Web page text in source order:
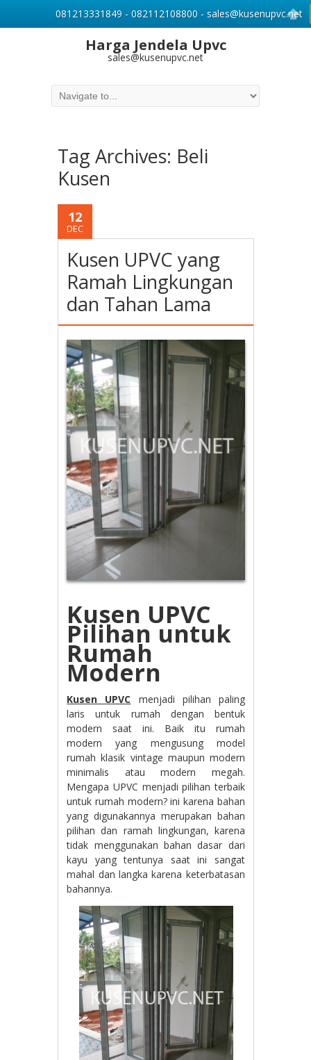
Harga Jendela Upvc
sales@kusenupvc.net
Tag Archives: Beli
Kusen
12
DEC
Kusen UPVC yang
Ramah Lingkungan
dan Tahan Lama
Kusen UPVC
Pilihan untuk
Rumah
Modern
Kusen UPVC menjadi pilihan paling
laris untuk rumah dengan bentuk
modern saat ini. Baik itu rumah
modern yang mengusung model
rumah klasik vintage maupun modern
minimalis atau modern megah.
Mengapa UPVC menjadi pilihan terbaik
untuk rumah modern? ini karena bahan
yang digunakannya merupakan bahan
pilihan dan ramah lingkungan, karena
tidak menggunakan bahan dasar dari
kayu yang tentunya saat ini sangat
mahal dan langka karena keterbatasan
bahannya.
081213331849 - 082112108800 - sales@kusenupvc.net